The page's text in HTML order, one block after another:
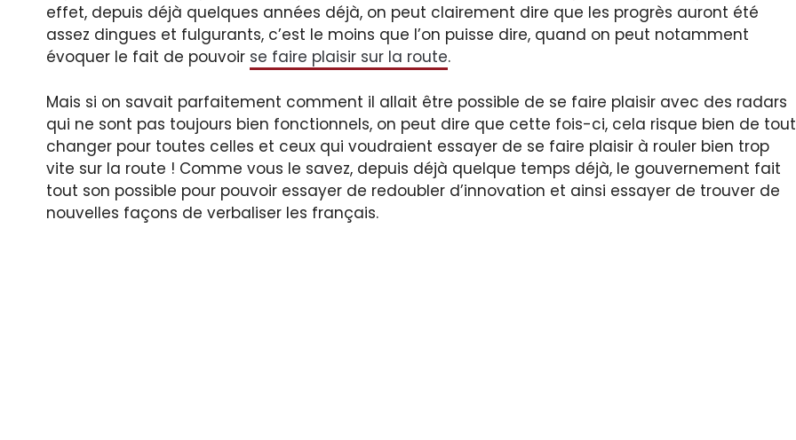
effet, depuis déjà quelques années déjà, on peut clairement dire que les progrès auront été
assez dingues et fulgurants, c’est le moins que l’on puisse dire, quand on peut notamment
évoquer le fait de pouvoir se faire plaisir sur la route.
Mais si on savait parfaitement comment il allait être possible de se faire plaisir avec des radars
qui ne sont pas toujours bien fonctionnels, on peut dire que cette fois-ci, cela risque bien de tout
changer pour toutes celles et ceux qui voudraient essayer de se faire plaisir à rouler bien trop
vite sur la route ! Comme vous le savez, depuis déjà quelque temps déjà, le gouvernement fait
tout son possible pour pouvoir essayer de redoubler d’innovation et ainsi essayer de trouver de
nouvelles façons de verbaliser les français.